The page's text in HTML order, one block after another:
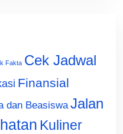
Fakta Cek Jadwal
Finansial
dan Beasiswa Jalan
Kuliner